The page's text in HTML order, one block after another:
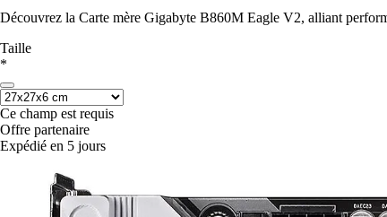
Découvrez la Carte mère Gigabyte B860M Eagle V2, alliant
Taille
*
Ce champ est requis
Offre partenaire
Expédié en 5 jours